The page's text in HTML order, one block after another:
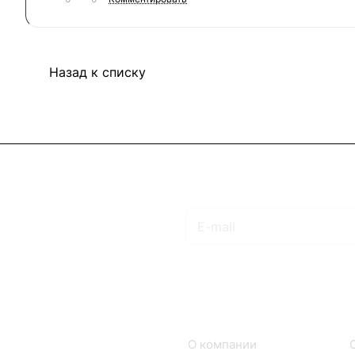
Назад к списку
О компании